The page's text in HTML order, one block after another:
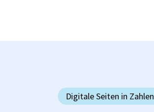
Digitale Seiten in Zahlen